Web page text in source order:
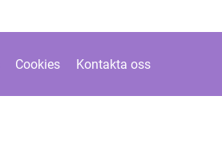
Cookies Kontakta oss